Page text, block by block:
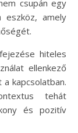
csupán egy
eszköz, amely
hiteles
ellenkező
kapcsolatban.
tehát
és pozitív